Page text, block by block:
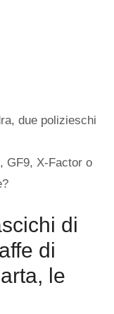
due polizieschi
GF9, X-Factor o
di
di
le